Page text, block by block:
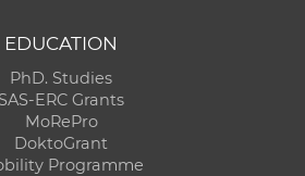
EDUCATION
PhD. Studies
SAS-ERC Grants
MoRePro
DoktoGrant
Programme